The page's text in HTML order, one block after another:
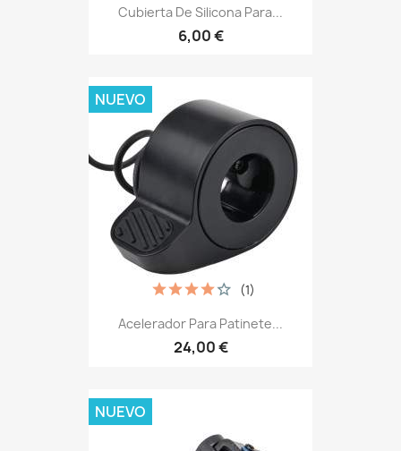
Cubierta De Silicona Para...
6,00 €
Acelerador Para Patinete...
24,00 €
(1)
NUEVO
NUEVO